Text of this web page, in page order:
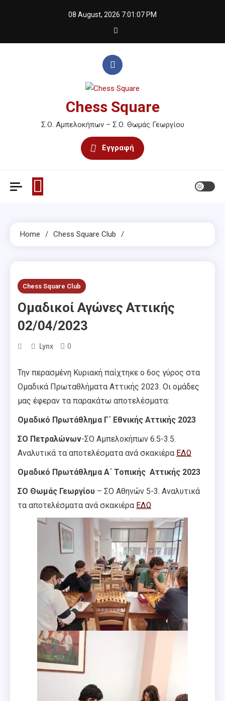
08 August, 2026 7:01:08 PM
Chess Square
Σ.Ο. Αμπελοκήπων – Σ.Ο. Θωμάς Γεωργίου
Εγγραφή
Home Chess Square Club
Chess Square Club
Ομαδικοί Αγώνες Αττικής
02/04/2023
Lynx 0
Την περασμένη Κυριακή παίχτηκε ο 6ος γύρος στα
Ομαδικά Πρωταθλήματα Αττικής 2023. Οι ομάδες
μας έφεραν τα παρακάτω αποτελέσματα:
Ομαδικό Πρωτάθλημα Γ΄ Εθνικής Αττικής 2023
ΣΟ Πετραλώνων-ΣΟ Αμπελοκήπων 6.5-3.5.
Αναλυτικά τα αποτελέσματα ανά σκακιέρα ΕΔΩ
Ομαδικό Πρωτάθλημα Α΄ Τοπικής Αττικής 2023
ΣΟ Θωμάς Γεωργίου – ΣΟ Αθηνών 5-3. Αναλυτικά
τα αποτελέσματα ανά σκακιέρα ΕΔΩ